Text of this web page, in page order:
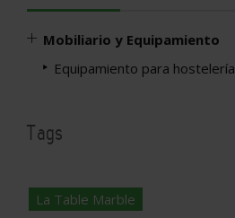
Mobiliario y Equipamiento
Equipamiento para hostelería
Tags
La Table Marble